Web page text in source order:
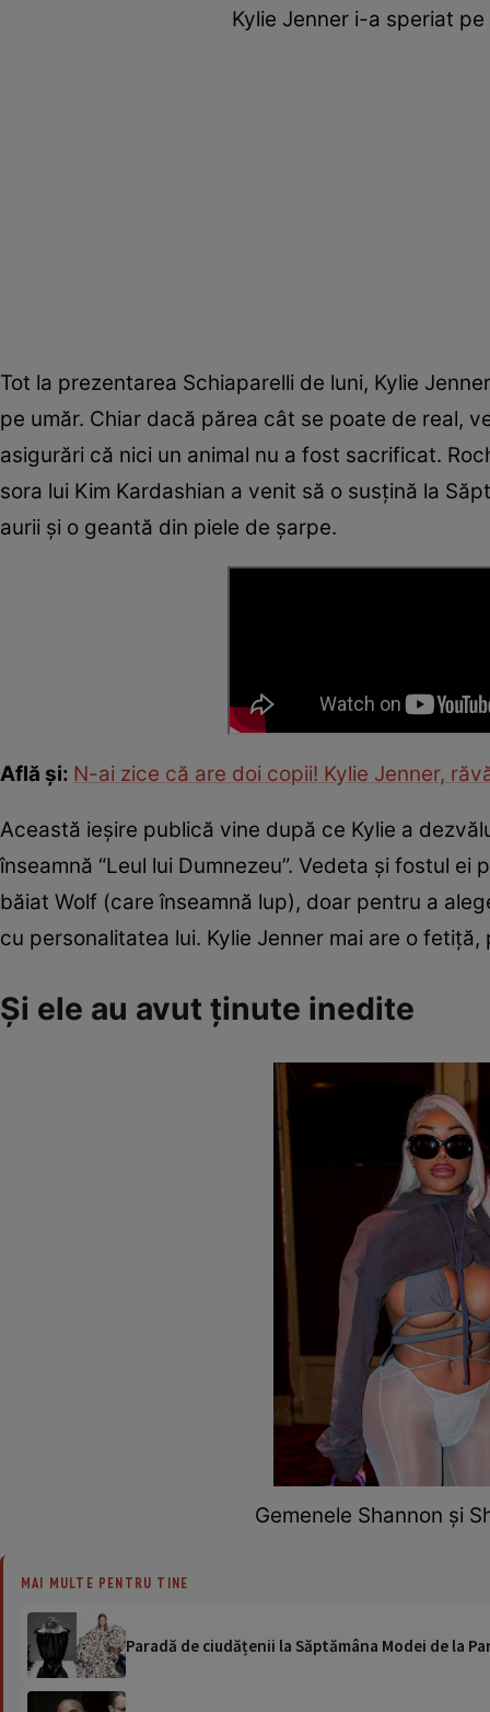
Kylie Jenner i-a speriat
Tot la prezentarea Schiaparelli de luni, Kylie
pe umăr. Chiar dacă părea cât se poate de real,
asigurări că nici un animal nu a fost sacrificat.
sora lui Kim Kardashian a venit să o susțină la
aurii și o geantă din piele de șarpe.
Află și: N-ai zice că are doi copii! Kylie Jenner,
Această ieșire publică vine după ce Kylie a
înseamnă “Leul lui Dumnezeu”. Vedeta și fostul
băiat Wolf (care înseamnă lup), doar pentru a
cu personalitatea lui. Kylie Jenner mai are o fetiță,
Și ele au avut ținute inedite
Gemenele Shannon și
MAI MULTE PENTRU TINE
Paradă de ciudățenii la Săptămâna Modei de la